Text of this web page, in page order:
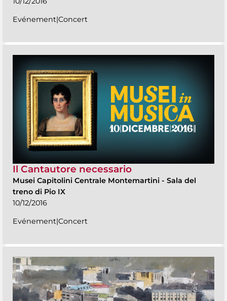
Evénement|Concert
Il Cantautore necessario
Musei Capitolini Centrale Montemartini - Sala del
treno di Pio IX
10/12/2016
Evénement|Concert